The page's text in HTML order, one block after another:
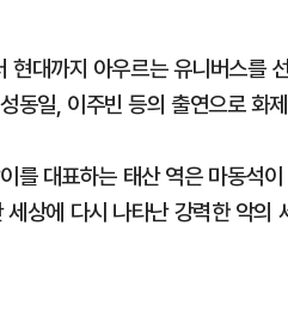
대까지 아우르는 유니버스를
동일, 이주빈 등의 출연으로 화
를 대표하는 태산 역은 마동석
상에 다시 나타난 강력한 악의